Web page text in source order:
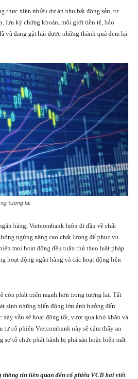
thực hiện nhiều dự án như bất động sản, tư
lưu ký chứng khoán , môi giới tiền tệ, bảo
đang gặt hái được những thành quả đem lại
tương lai
hàng, Vietcombank luôn đi đầu về chất
ngừng nâng cao chất lượng để phục vụ
mọi hoạt động đều tuân thủ theo luật pháp
hoạt động ngân hàng và các hoạt động liên
còn phát triển mạnh hơn trong tương lai. Tất
sinh những biến động lớn ảnh hưởng đến
này vẫn sẽ hoạt động tốt, vượt qua khó khăn và
tư cổ phiếu Vietcombank này sẽ cảm thấy an
sợ tổ chức phát hành bị phá sản hoặc biến mất
thông tin liên quan đến cổ phiếu VCB bài viết